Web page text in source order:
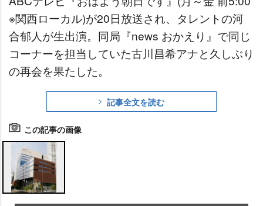
※関西ローカル)が20日放送され、タレントの河
合郁人が生出演。同局『news おかえり』で同じ
コーナーを担当していた古川昌希アナと久しぶり
の再会を果たした。
記事全文を読む
この記事の画像